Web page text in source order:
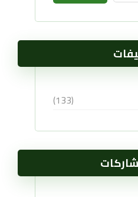
(133)